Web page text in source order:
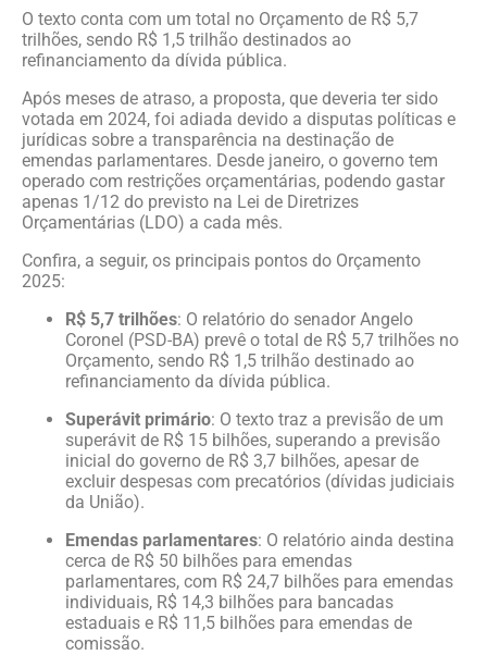
O texto conta com um total no Orçamento de R$ 5,7
trilhões, sendo R$ 1,5 trilhão destinados ao
refinanciamento da dívida pública.
Após meses de atraso, a proposta, que deveria ter sido
votada em 2024, foi adiada devido a disputas políticas e
jurídicas sobre a transparência na destinação de
emendas parlamentares. Desde janeiro, o governo tem
operado com restrições orçamentárias, podendo gastar
apenas 1/12 do previsto na Lei de Diretrizes
Orçamentárias (LDO) a cada mês.
Confira, a seguir, os principais pontos do Orçamento
2025:
R$ 5,7 trilhões: O relatório do senador Angelo
Coronel (PSD-BA) prevê o total de R$ 5,7 trilhões no
Orçamento, sendo R$ 1,5 trilhão destinado ao
refinanciamento da dívida pública.
Superávit primário: O texto traz a previsão de um
superávit de R$ 15 bilhões, superando a previsão
inicial do governo de R$ 3,7 bilhões, apesar de
excluir despesas com precatórios (dívidas judiciais
da União).
Emendas parlamentares: O relatório ainda destina
cerca de R$ 50 bilhões para emendas
parlamentares, com R$ 24,7 bilhões para emendas
individuais, R$ 14,3 bilhões para bancadas
estaduais e R$ 11,5 bilhões para emendas de
comissão.